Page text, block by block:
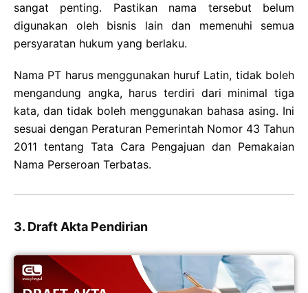
sangat penting. Pastikan nama tersebut belum
digunakan oleh bisnis lain dan memenuhi semua
persyaratan hukum yang berlaku.
Nama PT harus menggunakan huruf Latin, tidak boleh
mengandung angka, harus terdiri dari minimal tiga
kata, dan tidak boleh menggunakan bahasa asing. Ini
sesuai dengan Peraturan Pemerintah Nomor 43 Tahun
2011 tentang Tata Cara Pengajuan dan Pemakaian
Nama Perseroan Terbatas.
3. Draft Akta Pendirian